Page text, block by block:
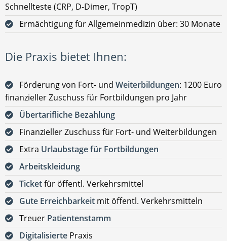
Schnellteste (CRP, D-Dimer, TropT)
Ermächtigung für Allgemeinmedizin über: 30 Monate
Die Praxis bietet Ihnen:
Förderung von Fort- und Weiterbildungen: 1200 Euro
finanzieller Zuschuss für Fortbildungen pro Jahr
Übertarifliche Bezahlung
Finanzieller Zuschuss für Fort- und Weiterbildungen
Extra Urlaubstage für Fortbildungen
Arbeitskleidung
Ticketfür öffentl. Verkehrsmittel
Gute Erreichbarkeit mit öffentl. Verkehrsmitteln
Treuer Patientenstamm
Digitalisierte Praxis